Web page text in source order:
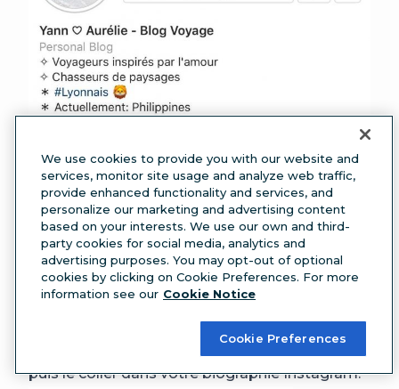
Le moyen le plus simple de trouver votre
caractère spécial est d’ouvrir un nouveau
Google Doc, puis de cliquer sur insérer et de
choisir Caractères spéciaux.
Vous pouvez parcourir les options disponibles,
effectuer une recherche par mot-clé ou même
dessiner une forme pour trouver un caractère
puis le coller dans votre biographie Instagram.
We use cookies to provide you with our website and
services, monitor site usage and analyze web traffic,
provide enhanced functionality and services, and
personalize our marketing and advertising content
based on your interests. We use our own and third-
party cookies for social media, analytics and
advertising purposes. You may opt-out of optional
cookies by clicking on Cookie Preferences. For more
information see our Cookie Notice
Cookie Preferences